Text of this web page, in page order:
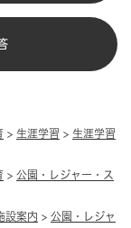
> 生涯学習 > 生涯学習
> 公園・レジャー・ス
設案内 > 公園・レジャ